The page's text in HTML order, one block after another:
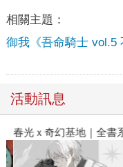
相關主題：
御我《吾命騎士 vol.5
活動訊息
春光ｘ奇幻基地｜全書